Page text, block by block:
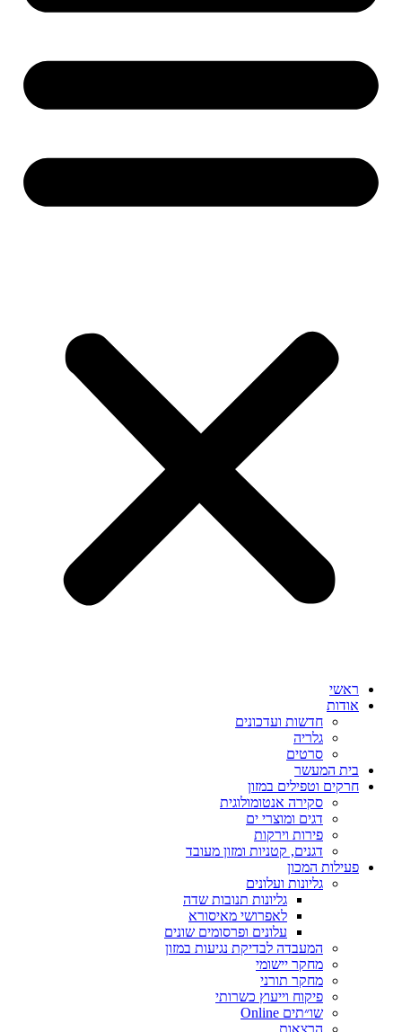
ראשי
אודות
חדשות ועדכונים
גלריה
סרטים
בית המעשר
חרקים וטפילים במזון
סקירה אנטומולוגית
דגים ומוצרי ים
פירות וירקות
דגנים, קטניות ומזון מעובד
פעילות המכון
גליונות ועלונים
גליונות תנובות שדה
לאפרושי מאיסורא
עלונים ופרסומים שונים
המעבדה לבדיקת נגיעות במזון
מחקר יישומי
מחקר תורני
פיקוח וייעוץ כשרותי
שו״תים Online
הרצאות